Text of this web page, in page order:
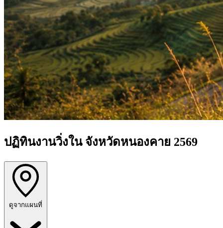
ปฏิทินงานวิ่งใน จังหวัดหนองคาย 2569
ดูจากแผนที่